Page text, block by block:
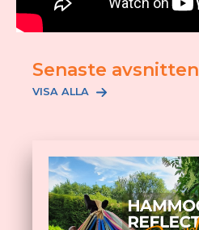
Senaste avsnitten
VISA ALLA